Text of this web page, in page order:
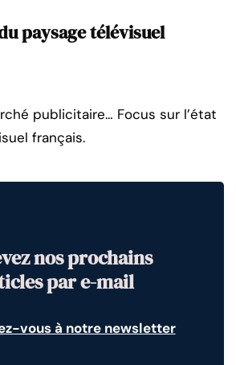
paysage télévisuel
publicitaire… Focus sur l’état
français.
nos prochains
par e-mail
vous à notre newsletter